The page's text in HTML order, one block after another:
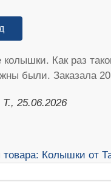
Как раз
были. Заказала
25.06.2026